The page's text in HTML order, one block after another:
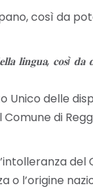
𝐥𝐢𝐧𝐠𝐮𝐚, 𝐜𝐨𝐬ì 𝐝𝐚
Unico
di
del
o l’origine